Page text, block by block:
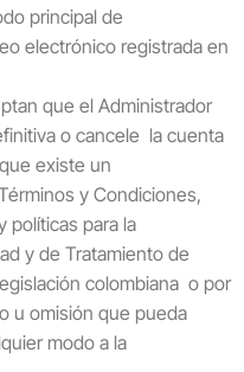
principal de
electrónico registrada en
que el Administrador
o cancele la cuenta
existe un
y Condiciones,
políticas para la
y de Tratamiento de
colombiana o por
u omisión que pueda
modo a la